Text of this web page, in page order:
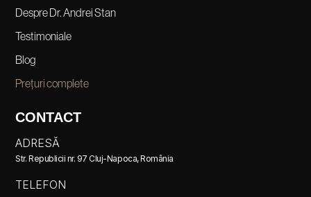
Despre Dr. Andrei Stan
Testimoniale
Blog
Prețuri complete
CONTACT
ADRESĂ
Str. Republicii nr. 97 Cluj-Napoca, România
TELEFON